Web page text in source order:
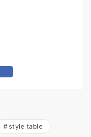
style table